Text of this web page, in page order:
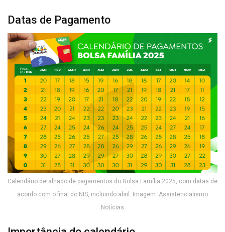
Datas de Pagamento
Calendário detalhado de pagamentos do Bolsa Família 2025, com datas de
acordo com o final do NIS, incluindo abril. Imagem: Assistencialismo
Notícias